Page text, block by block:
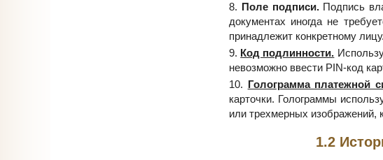
Поле подписи.Подпись
документах иногда не
принадлежит конкретному лицу.
Код подлинности.
невозможно ввести PIN-код
Голограмма платежной
карточки. Голограммы
или трехмерных
1.2